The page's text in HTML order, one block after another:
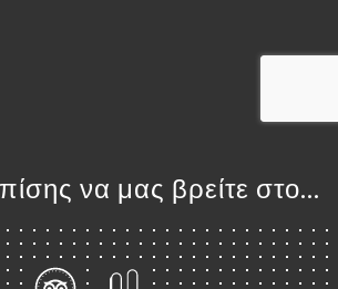
να μας βρείτε στο...